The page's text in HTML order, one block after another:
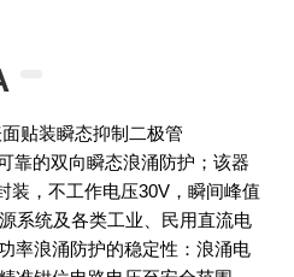
贴装瞬态抑制二极管
靠的双向瞬态浪涌防护；该器
装，不工作电压30V，瞬间峰值
系统及各类工业、民用直流电
率浪涌防护的稳定性：浪涌电